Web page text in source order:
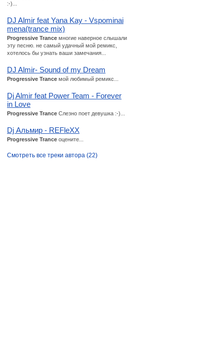
:-)...
DJ Almir feat Yana Kay - Vspominai
mena(trance mix)
Progressive Trance многие наверное слышали
эту песню. не самый удачный мой ремикс,
хотелось бы узнать ваши замечания...
DJ Almir- Sound of my Dream
Progressive Trance мой любимый ремикс...
Dj Almir feat Power Team - Forever
in Love
Progressive Trance Слезно поет девушка :-)...
Dj Альмир - REFleXX
Progressive Trance оцените...
Смотреть все треки автора (22)